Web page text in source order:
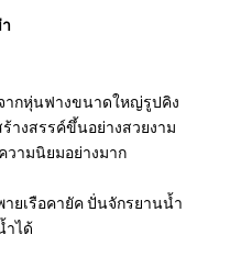
ากหุ่นฟางขนาดใหญ่รูปคิง
างสรรค์ขึ้นอย่างสวยงาม
วามนิยมอย่างมาก
ยเรือคายัค ปั่นจักรยานน้ำ
ำได้